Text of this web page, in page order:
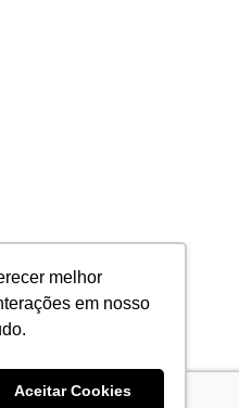
melhor
em nosso
Aceitar Cookies